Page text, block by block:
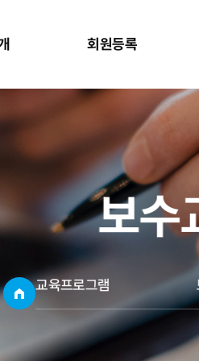
회원등록
보수
교육프로그램